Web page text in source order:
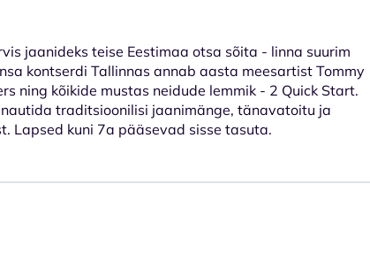
jaanideks teise Eestimaa otsa sõita - linna suurim
kontserdi Tallinnas annab aasta meesartist Tommy
ning kõikide mustas neidude lemmik - 2 Quick Start.
traditsioonilisi jaanimänge, tänavatoitu ja
Lapsed kuni 7a pääsevad sisse tasuta.